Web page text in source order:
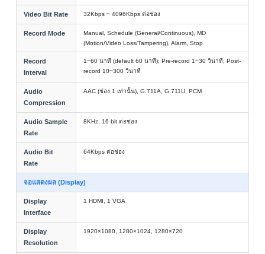
Video Bit Rate 32Kbps ~ 4096Kbps ต่อช่อง
Record Mode
Manual, Schedule (General/Continuous), MD
(Motion/Video Loss/Tampering), Alarm, Stop
Record
Interval
1~60 นาที (default 60 นาที); Pre-record 1~30 วินาที; Post-
record 10~300 วินาที
Audio
Compression
AAC (ช่อง 1 เท่านั้น), G.711A, G.711U, PCM
Audio Sample
Rate
8KHz, 16 bit ต่อช่อง
Audio Bit
Rate
64Kbps ต่อช่อง
จอแสดงผล (Display)
Display
Interface
1 HDMI, 1 VGA
Display
Resolution
1920×1080, 1280×1024, 1280×720